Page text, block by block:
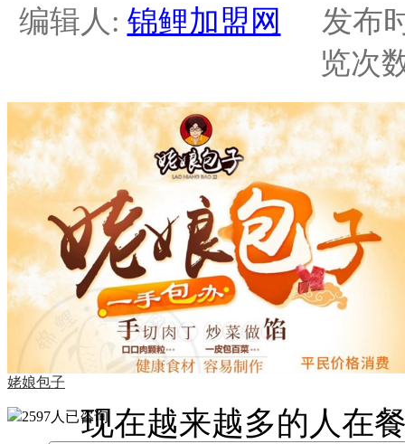
编辑人: 锦鲤加盟网
发布
览次
姥娘包子
2597人 已咨询
现在越来越多的人在